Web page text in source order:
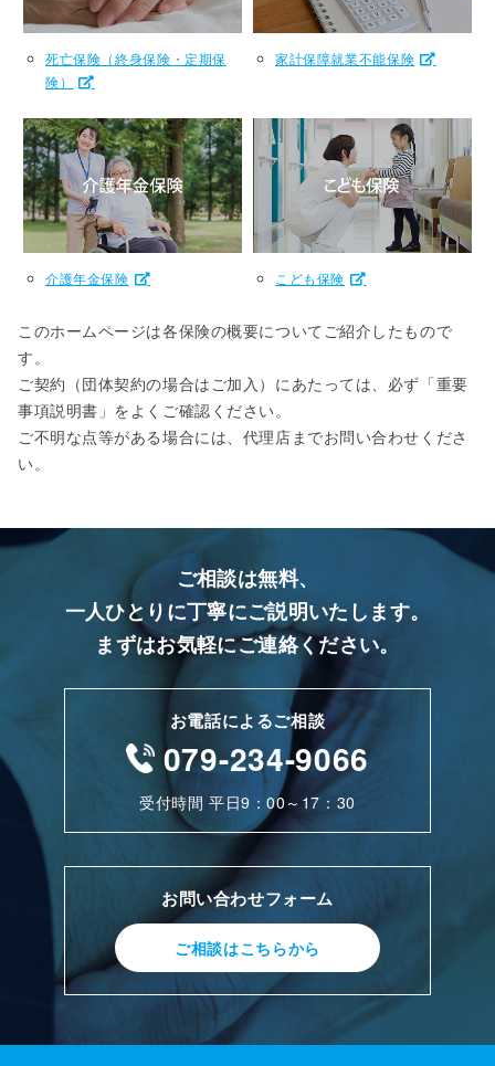
死亡保険（終身保険・定期保
険）
家計保障就業不能保険
介護年金保険 こども保険
このホームページは各保険の概要についてご紹介したもので
す。
ご契約（団体契約の場合はご加入）にあたっては、必ず「重要
事項説明書」をよくご確認ください。
ご不明な点等がある場合には、代理店までお問い合わせくださ
い。
ご相談は無料、
一人ひとりに丁寧にご説明いたします。
まずはお気軽にご連絡ください。
お電話によるご相談
079-234-9066
受付時間 平日9：00～17：30
お問い合わせフォーム
ご相談はこちらから